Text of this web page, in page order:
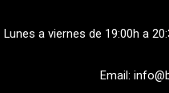
Lunes a viernes de 19:00h a
Email: